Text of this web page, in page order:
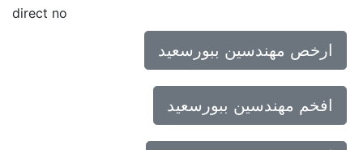
direct no
ارخص مهندسين ببورسعيد
افخم مهندسين ببورسعيد